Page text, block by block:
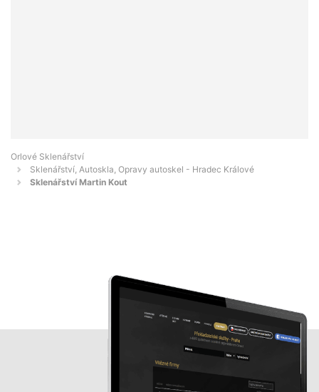
Orlové Sklenářství
Sklenářství, Autoskla, Opravy autoskel - Hradec Králové
Sklenářství Martin Kout